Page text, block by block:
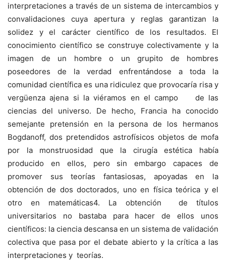
interpretaciones a través de un sistema de intercambios y
convalidaciones cuya apertura y reglas garantizan la
solidez y el carácter científico de los resultados. El
conocimiento científico se construye colectivamente y la
imagen de un hombre o un grupito de hombres
poseedores de la verdad enfrentándose a toda la
comunidad científica es una ridiculez que provocaría risa y
vergüenza ajena si la viéramos en el campo de las
ciencias del universo. De hecho, Francia ha conocido
semejante pretensión en la persona de los hermanos
Bogdanoff, dos pretendidos astrofísicos objetos de mofa
por la monstruosidad que la cirugía estética había
producido en ellos, pero sin embargo capaces de
promover sus teorías fantasiosas, apoyadas en la
obtención de dos doctorados, uno en física teórica y el
otro en matemáticas4. La obtención de títulos
universitarios no bastaba para hacer de ellos unos
científicos: la ciencia descansa en un sistema de validación
colectiva que pasa por el debate abierto y la crítica a las
interpretaciones y teorías.